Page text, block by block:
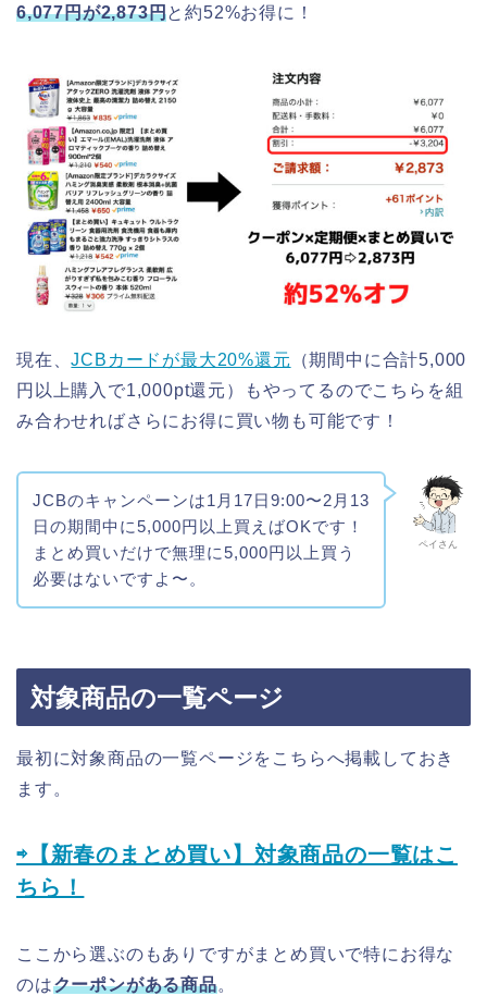
6,077円が2,873円と約52%お得に！
現在、JCBカードが最大20%還元 （期間中に合計5,000
円以上購入で1,000pt還元）もやってるのでこちらを組
み合わせればさらにお得に買い物も可能です！
ペイさん
JCBのキャンペーンは1月17日9:00〜2月13
日の期間中に5,000円以上買えばOKです！
まとめ買いだけで無理に5,000円以上買う
必要はないですよ〜。
対象商品の一覧ページ
最初に対象商品の一覧ページをこちらへ掲載しておき
ます。
⇨【新春のまとめ買い】対象商品の一覧はこ
ちら！
ここから選ぶのもありですがまとめ買いで特にお得な
のはクーポンがある商品。